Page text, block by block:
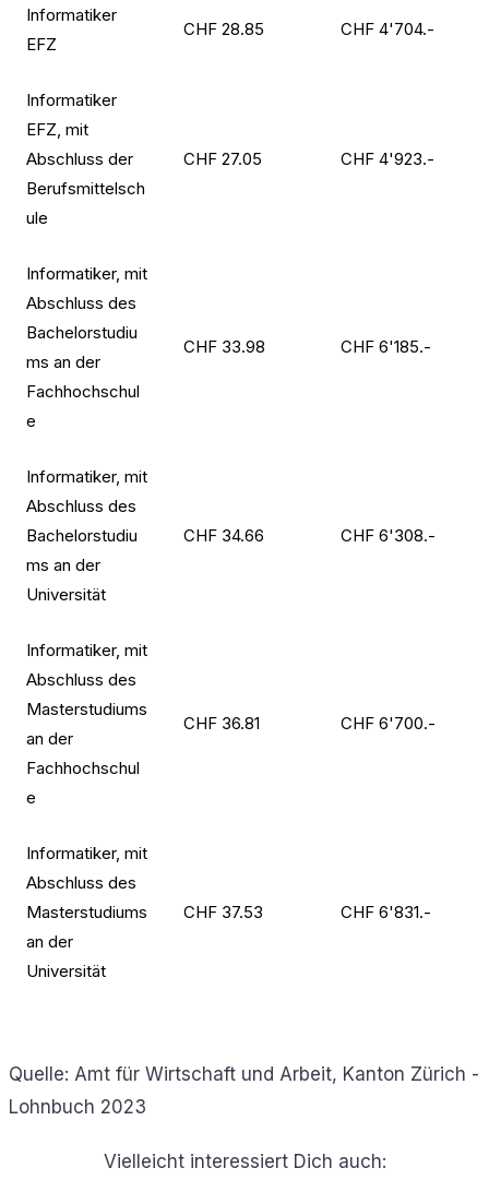
Informatiker
EFZ
CHF 28.85 CHF 4'704.-
Informatiker
EFZ, mit
Abschluss der
Berufsmittelsch
ule
CHF 27.05 CHF 4'923.-
Informatiker, mit
Abschluss des
Bachelorstudiu
ms an der
Fachhochschul
e
CHF 33.98 CHF 6'185.-
Informatiker, mit
Abschluss des
Bachelorstudiu
ms an der
Universität
CHF 34.66 CHF 6'308.-
Informatiker, mit
Abschluss des
Masterstudiums
an der
Fachhochschul
e
CHF 36.81 CHF 6'700.-
Informatiker, mit
Abschluss des
Masterstudiums
an der
Universität
CHF 37.53 CHF 6'831.-
Quelle: Amt für Wirtschaft und Arbeit, Kanton Zürich -
Lohnbuch 2023
Vielleicht interessiert Dich auch: